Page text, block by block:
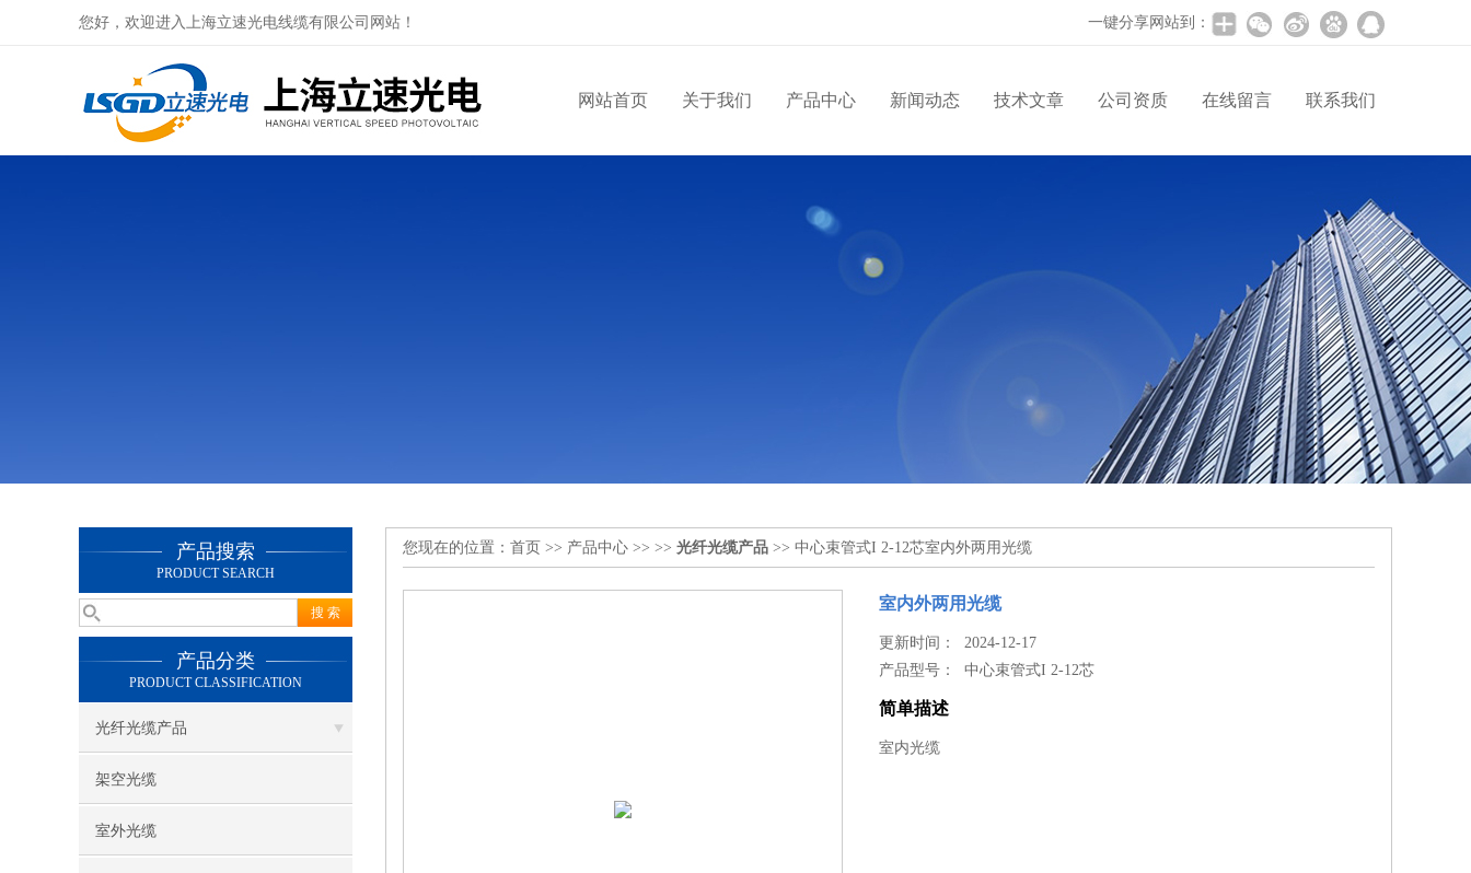
您好，欢迎进入上海立速光电线缆有限公司网站！ 一键分享网站到：
网站首页 关于我们 产品中心 新闻动态 技术文章 公司资质 在线留言 联系我们
产品搜索
PRODUCT SEARCH
产品分类
PRODUCT CLASSIFICATION
光纤光缆产品
架空光缆
室外光缆
您现在的位置： 首页 >> 产品中心 >> >> 光纤光缆产品 >> 中心束管式I 2-12芯室内外两用光缆
室内外两用光缆
更新时间： 2024-12-17
产品型号：中心束管式I 2-12芯
简单描述
室内光缆